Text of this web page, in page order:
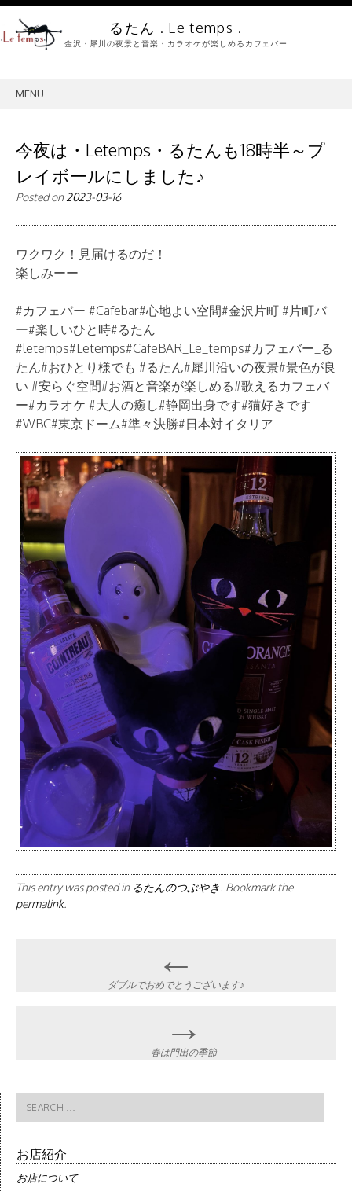
るたん . Le temps .
金沢・犀川の夜景と音楽・カラオケが楽しめるカフェバー
MENU
今夜は・Letemps・るたんも18時半～プ
レイボールにしました♪
Posted on2023-03-16
ワクワク！見届けるのだ！
楽しみーー
#カフェバー #Cafebar#心地よい空間#金沢片町 #片町バ
ー#楽しいひと時#るたん
#letemps#Letemps#CafeBAR_Le_temps#カフェバー_る
たん#おひとり様でも #るたん#犀川沿いの夜景#景色が良
い #安らぐ空間#お酒と音楽が楽しめる#歌えるカフェバ
ー#カラオケ #大人の癒し#静岡出身です#猫好きです
#WBC#東京ドーム#準々決勝#日本対イタリア
This entry was posted in るたんのつぶやき. Bookmark the
permalink.
navigation
←
ダブルでおめでとうございます♪
→
春は門出の季節
Search
for:
お店紹介
お店について